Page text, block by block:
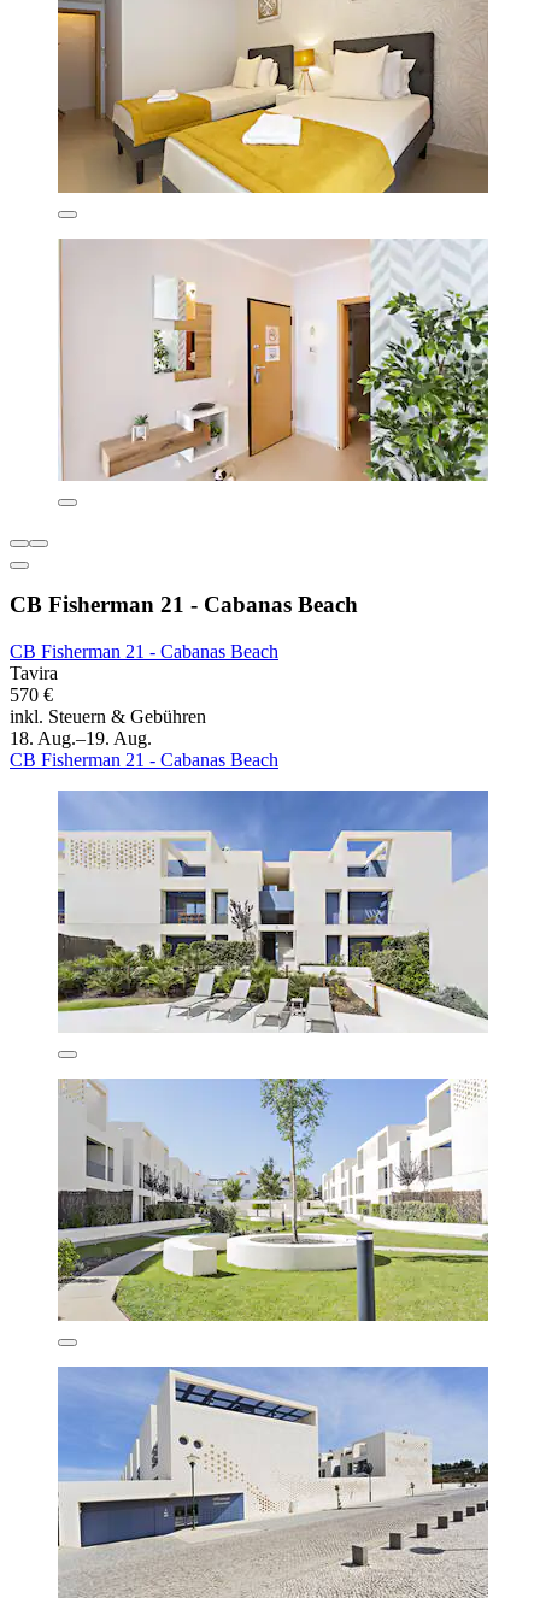
CB Fisherman 21 - Cabanas Beach
CB Fisherman 21 - Cabanas Beach
Tavira
570 €
inkl. Steuern & Gebühren
18. Aug.–19. Aug.
CB Fisherman 21 - Cabanas Beach